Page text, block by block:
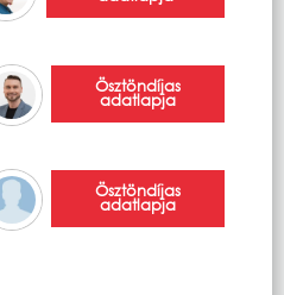
Ösztöndíjas
adatlapja
Ösztöndíjas
adatlapja